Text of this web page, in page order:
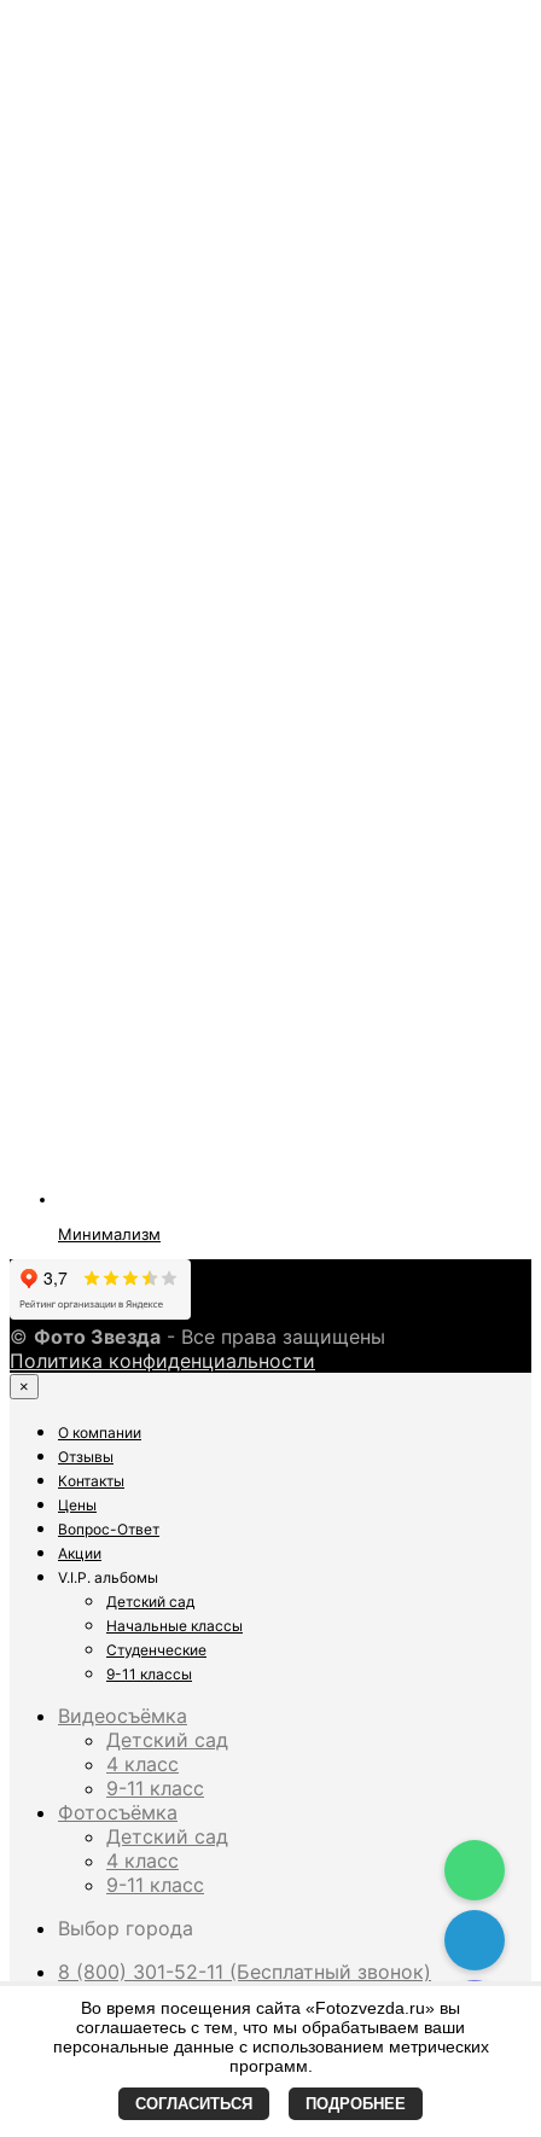
Минимализм
© Фото Звезда - Все права защищены
Политика конфиденциальности
×
О компании
Отзывы
Контакты
Цены
Вопрос-Ответ
Акции
V.I.P. альбомы
Детский сад
Начальные классы
Студенческие
9-11 классы
Видеосъёмка
Детский сад
4 класс
9-11 класс
Фотосъёмка
Детский сад
4 класс
9-11 класс
Выбор города
8 (800) 301-52-11 (Бесплатный звонок)
What are you looking for?
Во время посещения сайта «Fotozvezda.ru» вы
соглашаетесь с тем, что мы обрабатываем ваши
персональные данные с использованием метрических
программ.
СОГЛАСИТЬСЯ ПОДРОБНЕЕ